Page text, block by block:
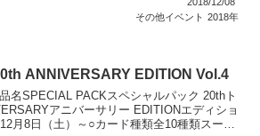
その他イベント 2018年
ANNIVERSARY EDITION Vol.4
名SPECIAL PACKスペシャルパック 20thト
アニバーサリー EDITIONエディショ
月8日（土）～○カード種類全10種類スーパ